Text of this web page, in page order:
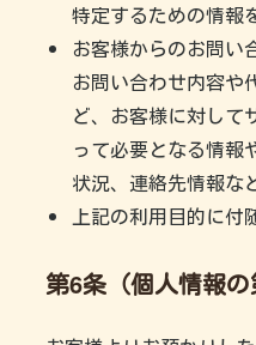
特定するための情報
お客様からのお問い
お問い合わせ内容や
ど、お客様に対して
って必要となる情報
状況、連絡先情報な
上記の利用目的に付
第6条（個人情報の